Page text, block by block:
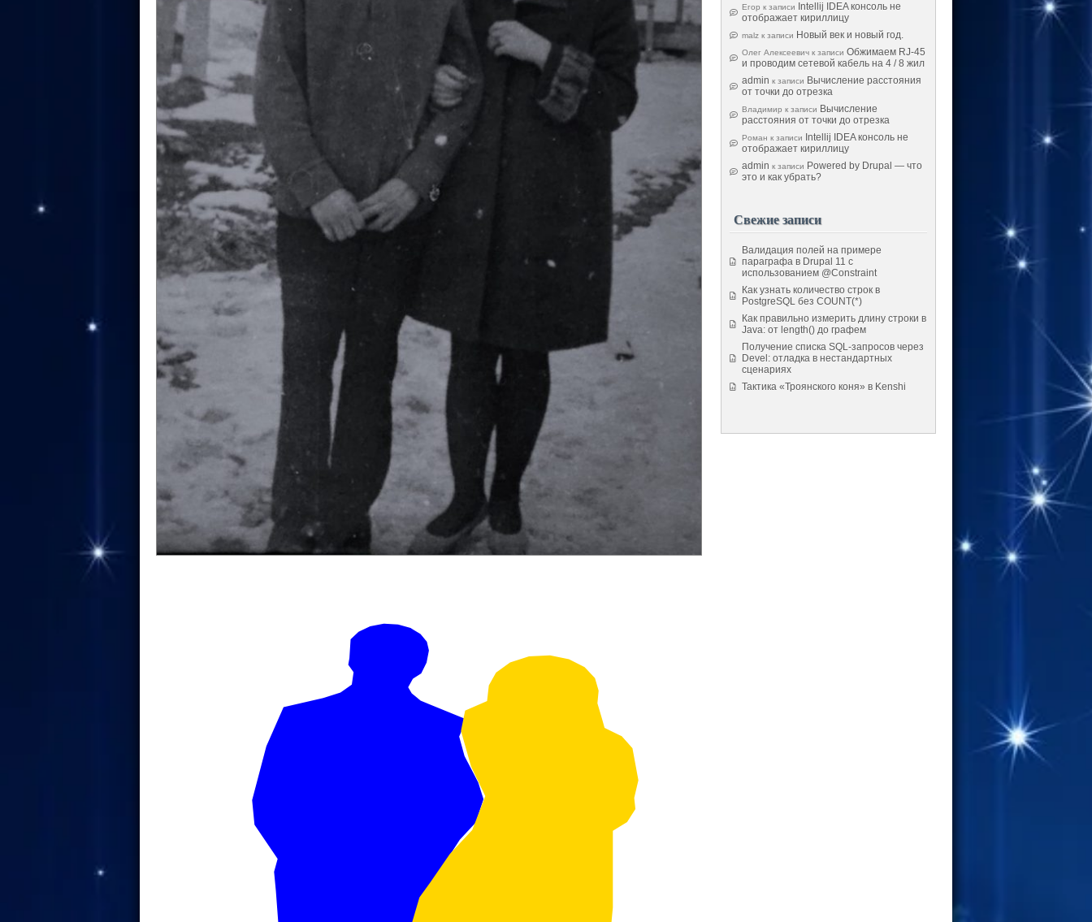
Егор к записи
Intellij IDEA консоль не
отображает кириллицу
malz к записи Новый век и новый год.
Олег Алексеевич к записи Обжимаем RJ-45
и проводим сетевой кабель на 4 / 8 жил
admin к записи Вычисление расстояния
от точки до отрезка
Владимир к записи Вычисление
расстояния от точки до отрезка
Роман к записи
Intellij IDEA консоль не
отображает кириллицу
admin к записи Powered by Drupal — что
это и как убрать?
Свежие записи
Валидация полей на примере
параграфа в Drupal 11 с
использованием @Constraint
Как узнать количество строк в
PostgreSQL без COUNT(*)
Как правильно измерить длину строки в
Java: от length() до графем
Получение списка SQL-запросов через
Devel: отладка в нестандартных
сценариях
Тактика «Троянского коня» в Kenshi